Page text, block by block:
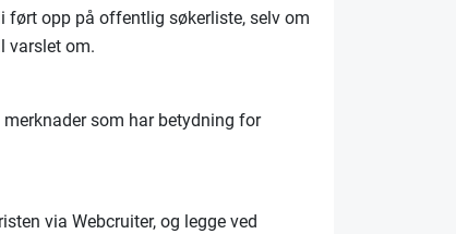
ført opp på offentlig søkerliste, selv om
varslet om.
som har betydning for
via Webcruiter, og legge ved